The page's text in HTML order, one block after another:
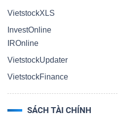
VietstockXLS
InvestOnline
IROnline
VietstockUpdater
VietstockFinance
SÁCH TÀI CHÍNH